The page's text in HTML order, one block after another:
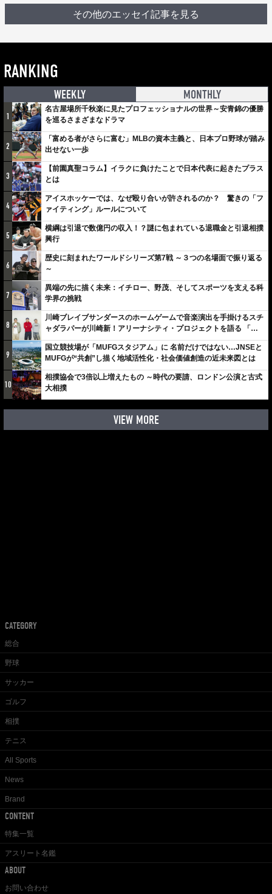
その他のエッセイ記事を見る
RANKING
WEEKLY MONTHLY
1
名古屋場所千秋楽に見たプロフェッショナルの世界～安青錦の優勝
を巡るさまざまなドラマ
2
「富める者がさらに富む」MLBの資本主義と、日本プロ野球が踏み
出せない一歩
3
【前園真聖コラム】イラクに負けたことで日本代表に起きたプラス
とは
4
アイスホッケーでは、なぜ殴り合いが許されるのか？ 驚きの「フ
ァイティング」ルールについて
5
横綱は引退で数億円の収入！？謎に包まれている退職金と引退相撲
興行
6
歴史に刻まれたワールドシリーズ第7戦 ～３つの名場面で振り返る
～
7
異端の先に描く未来：イチロー、野茂、そしてスポーツを支える科
学界の挑戦
8
川崎ブレイブサンダースのホームゲームで音楽演出を手掛けるスチ
ャダラパーが川崎新！アリーナシティ・プロジェクトを語る 「楽
しみでしかないでしょ。川崎は、ずっと成長曲線だから」
9
国立競技場が「MUFGスタジアム」に 名前だけではない…JNSEと
MUFGが“共創”し描く地域活性化・社会価値創造の近未来図とは
10
相撲協会で3倍以上増えたもの ～時代の要請、ロンドン公演と古式
大相撲
VIEW MORE
CATEGORY
総合
野球
サッカー
ゴルフ
相撲
テニス
All Sports
News
Brand
CONTENT
特集一覧
アスリート名鑑
ABOUT
お問い合わせ